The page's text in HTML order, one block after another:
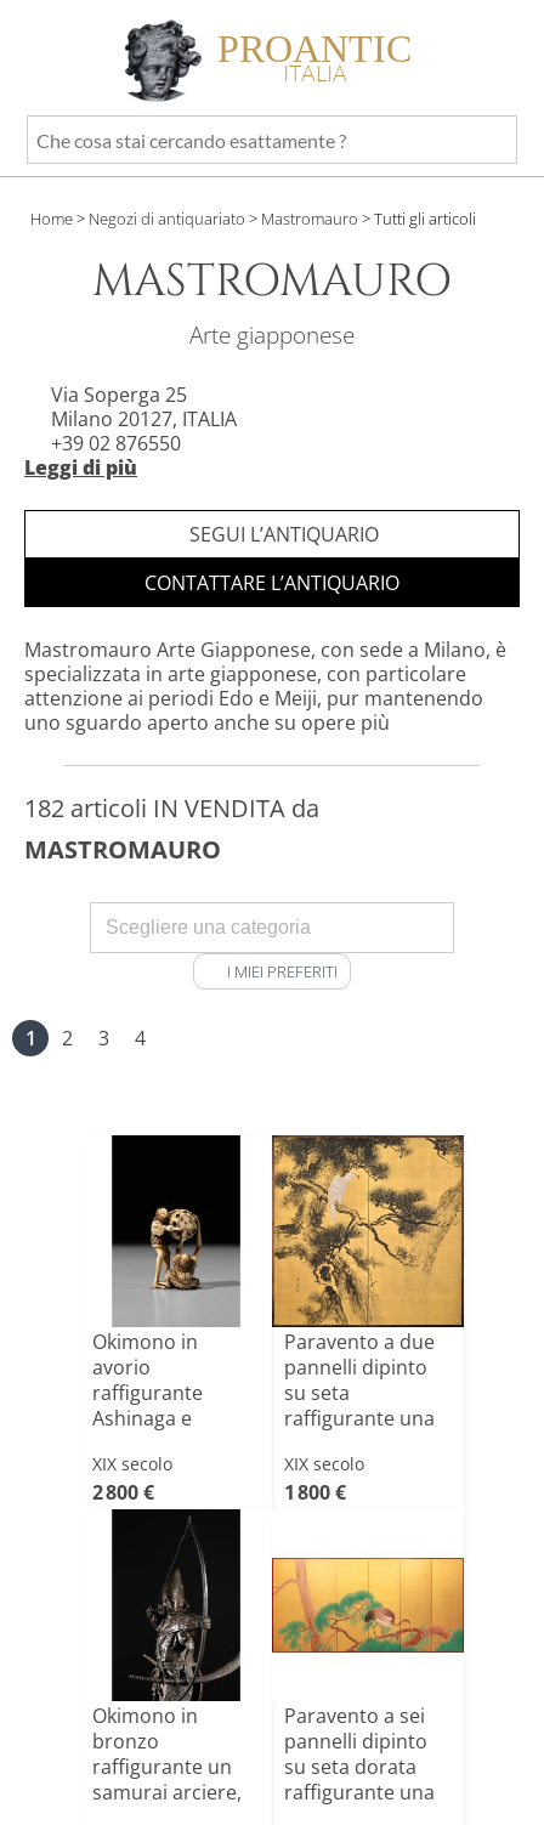
PROANTIC
ITALIA
Che
cosa
cercando
Home> Negozi di antiquariato > Mastromauro >Tutti gli articoli
MASTROMAURO
Arte giapponese
Via Soperga 25
Milano 20127, ITALIA
+39 02 876550
Leggi di più
Orario: Solo su appuntamento
SEGUI L’ANTIQUARIO
CONTATTARE L’ANTIQUARIO
Mastromauro Arte Giapponese, con sede a Milano, è
specializzata in arte giapponese, con particolare
attenzione ai periodi Edo e Meiji, pur mantenendo
uno sguardo aperto anche su opere più
182 articoli IN VENDITA da
MASTROMAURO
I MIEI PREFERITI
1 2 3 4
Okimono in
avorio
raffigurante
Ashinaga e
tamburo, fir[...]
XIX secolo
2 800 €
Paravento a due
pannelli dipinto
su seta
raffigurante una
XIX secolo
1 800 €
Okimono in
bronzo
raffigurante un
samurai arciere,
Paravento a sei
pannelli dipinto
su seta dorata
raffigurante una